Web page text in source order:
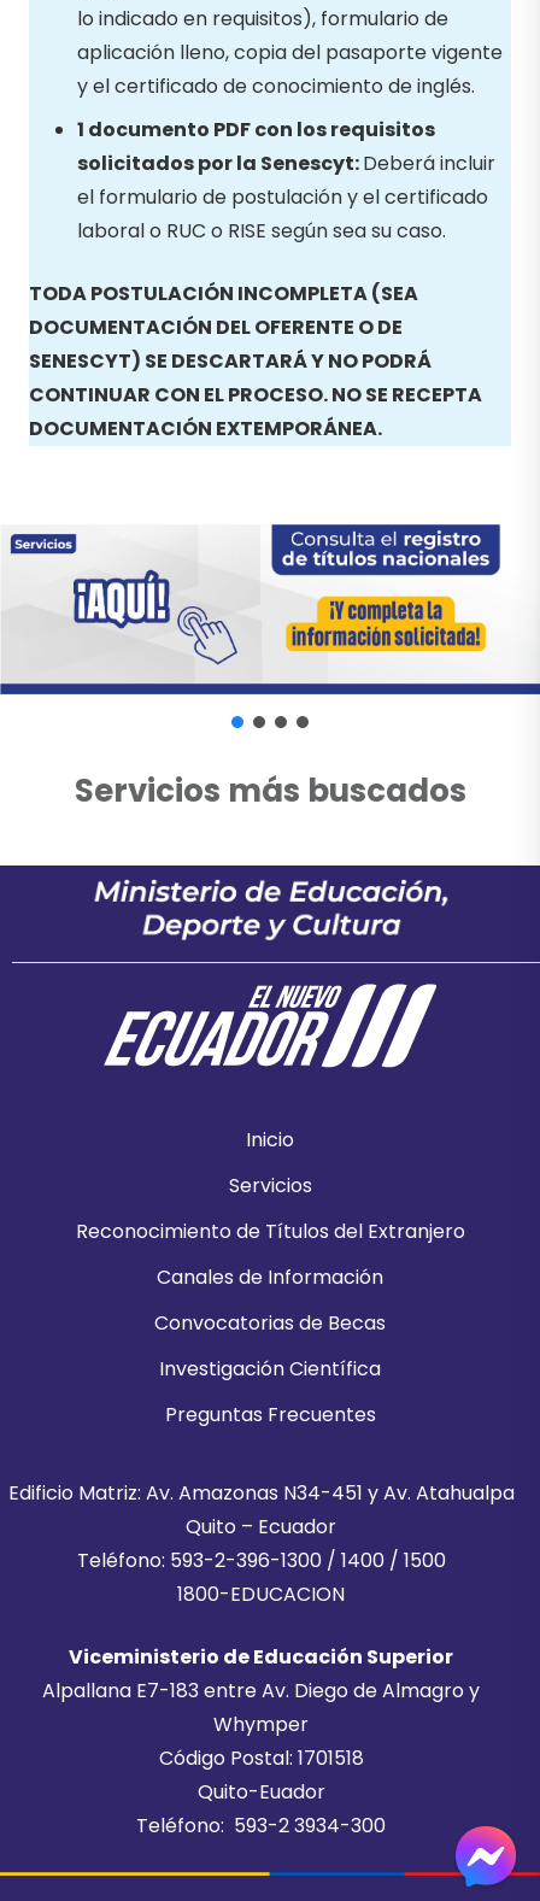
lo indicado en requisitos), formulario de
aplicación lleno, copia del pasaporte vigente
y el certificado de conocimiento de inglés.
1 documento PDF con los requisitos
solicitados por la Senescyt:Deberá incluir
el formulario de postulación y el certificado
laboral o RUC o RISE según sea su caso.
TODA POSTULACIÓN INCOMPLETA (SEA
DOCUMENTACIÓN DEL OFERENTE O DE
SENESCYT) SE DESCARTARÁ Y NO PODRÁ
CONTINUAR CON EL PROCESO. NO SE RECEPTA
DOCUMENTACIÓN EXTEMPORÁNEA.
Servicios más buscados
Inicio
Servicios
Reconocimiento de Títulos del Extranjero
Canales de Información
Convocatorias de Becas
Investigación Científica
Preguntas Frecuentes
Edificio Matriz: Av. Amazonas N34-451 y Av. Atahualpa
Quito – Ecuador
Teléfono: 593-2-396-1300 / 1400 / 1500
1800-EDUCACION
Viceministerio de Educación Superior
Alpallana E7-183 entre Av. Diego de Almagro y
Whymper
Código Postal: 1701518
Quito-Euador
Teléfono: 593-2 3934-300